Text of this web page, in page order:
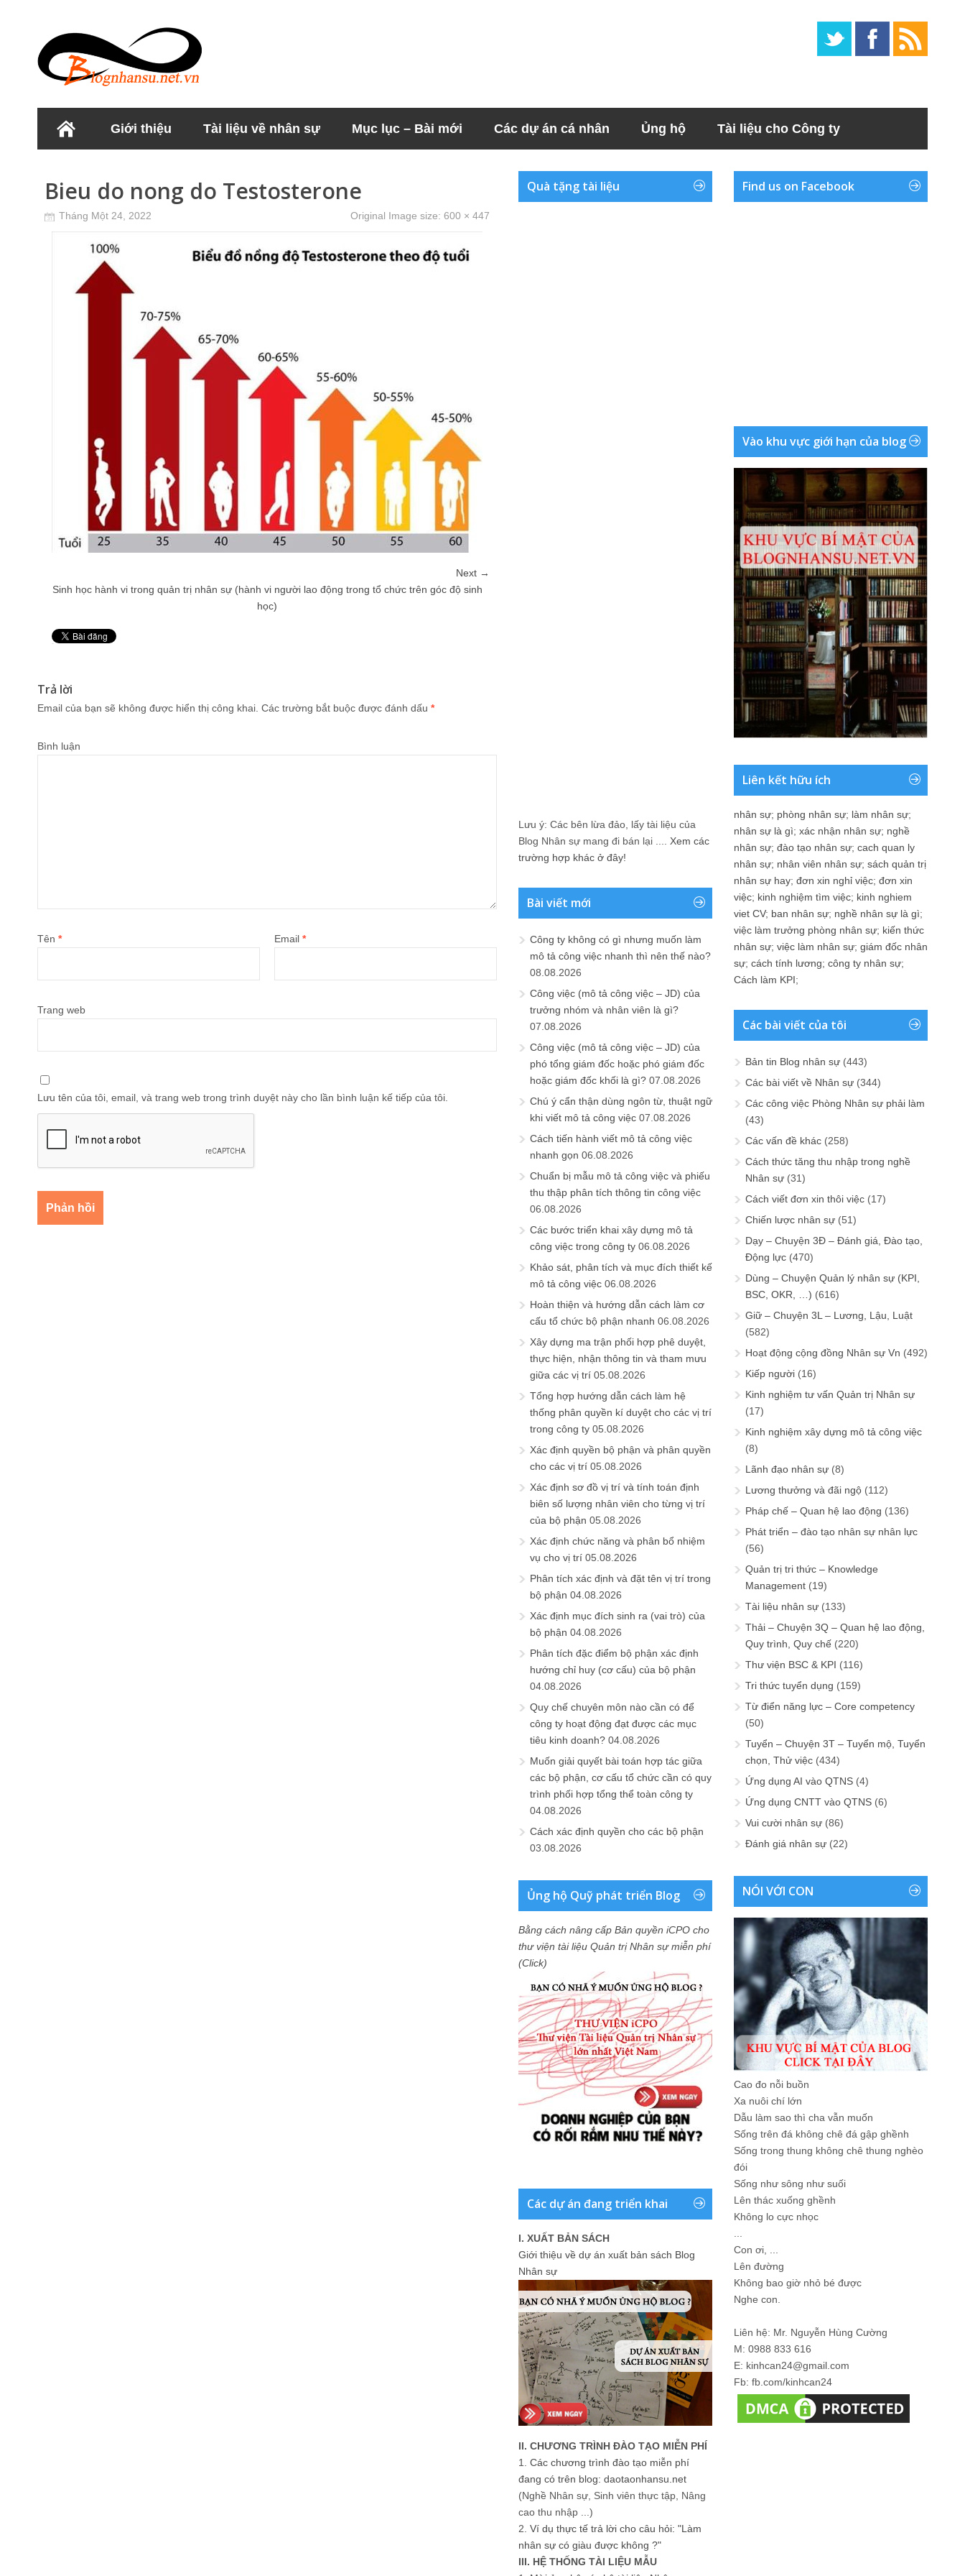
Giới thiệu Tài liệu về nhân sự Mục lục – Bài mới Các dự án cá nhân Ủng hộ Tài liệu cho Công ty
Bieu do nong do Testosterone
Tháng Một 24, 2022 Original Image size: 600 × 447
Next →
Sinh học hành vi trong quản trị nhân sự (hành vi người lao động trong tổ chức trên góc độ sinh
học)
Trả lời
Email của bạn sẽ không được hiển thị công khai. Các trường bắt buộc được đánh dấu *
Bình luận
Tên * Email *
Trang web
Lưu tên của tôi, email, và trang web trong trình duyệt này cho lần bình luận kế tiếp của tôi.
Quà tặng tài liệu
Lưu ý: Các bên lừa đảo, lấy tài liệu của
Blog Nhân sự mang đi bán lại .... Xem các
trường hợp khác ở đây!
Bài viết mới
Công ty không có gì nhưng muốn làm
mô tả công việc nhanh thì nên thế nào?
08.08.2026
Công việc (mô tả công việc – JD) của
trưởng nhóm và nhân viên là gì?
07.08.2026
Công việc (mô tả công việc – JD) của
phó tổng giám đốc hoặc phó giám đốc
hoặc giám đốc khối là gì? 07.08.2026
Chú ý cẩn thận dùng ngôn từ, thuật ngữ
khi viết mô tả công việc 07.08.2026
Cách tiến hành viết mô tả công việc
nhanh gọn 06.08.2026
Chuẩn bị mẫu mô tả công việc và phiếu
thu thập phân tích thông tin công việc
06.08.2026
Các bước triển khai xây dựng mô tả
công việc trong công ty 06.08.2026
Khảo sát, phân tích và mục đích thiết kế
mô tả công việc 06.08.2026
Hoàn thiện và hướng dẫn cách làm cơ
cấu tổ chức bộ phận nhanh 06.08.2026
Xây dựng ma trận phối hợp phê duyệt,
thực hiện, nhận thông tin và tham mưu
giữa các vị trí 05.08.2026
Tổng hợp hướng dẫn cách làm hệ
thống phân quyền kí duyệt cho các vị trí
trong công ty 05.08.2026
Xác định quyền bộ phận và phân quyền
cho các vị trí 05.08.2026
Xác định sơ đồ vị trí và tính toán định
biên số lượng nhân viên cho từng vị trí
của bộ phận 05.08.2026
Xác định chức năng và phân bổ nhiệm
vụ cho vị trí 05.08.2026
Phân tích xác định và đặt tên vị trí trong
bộ phận 04.08.2026
Xác định mục đích sinh ra (vai trò) của
bộ phận 04.08.2026
Phân tích đặc điểm bộ phận xác định
hướng chỉ huy (cơ cấu) của bộ phận
04.08.2026
Quy chế chuyên môn nào cần có để
công ty hoạt động đạt được các mục
tiêu kinh doanh? 04.08.2026
Muốn giải quyết bài toán hợp tác giữa
các bộ phận, cơ cấu tổ chức cần có quy
trình phối hợp tổng thể toàn công ty
04.08.2026
Cách xác định quyền cho các bộ phận
03.08.2026
Ủng hộ Quỹ phát triển Blog
Bằng cách nâng cấp Bản quyền iCPO cho
thư viện tài liệu Quản trị Nhân sự miễn phí
(Click)
Các dự án đang triển khai
I. XUẤT BẢN SÁCH
Giới thiệu về dự án xuất bản sách Blog
Nhân sự
II. CHƯƠNG TRÌNH ĐÀO TẠO MIỄN PHÍ
1. Các chương trình đào tạo miễn phí
đang có trên blog: daotaonhansu.net
(Nghề Nhân sự, Sinh viên thực tập, Nâng
cao thu nhập ...)
2. Ví dụ thực tế trả lời cho câu hỏi: "Làm
nhân sự có giàu được không ?"
III. HỆ THỐNG TÀI LIỆU MẪU
Find us on Facebook
Vào khu vực giới hạn của blog
Liên kết hữu ích
nhân sự; phòng nhân sự; làm nhân sự;
nhân sự là gì; xác nhận nhân sự; nghề
nhân sự; đào tạo nhân sự; cach quan ly
nhân sự; nhân viên nhân sự; sách quản trị
nhân sự hay; đơn xin nghỉ việc; đơn xin
việc; kinh nghiệm tìm việc; kinh nghiem
viet CV; ban nhân sự; nghề nhân sự là gì;
việc làm trưởng phòng nhân sự; kiến thức
nhân sự; việc làm nhân sự; giám đốc nhân
sự; cách tính lương; công ty nhân sự;
Cách làm KPI;
Các bài viết của tôi
Bản tin Blog nhân sự (443)
Các bài viết về Nhân sự (344)
Các công việc Phòng Nhân sự phải làm
(43)
Các vấn đề khác (258)
Cách thức tăng thu nhập trong nghề
Nhân sự (31)
Cách viết đơn xin thôi việc (17)
Chiến lược nhân sự (51)
Dạy – Chuyện 3Đ – Đánh giá, Đào tạo,
Động lực (470)
Dùng – Chuyện Quản lý nhân sự (KPI,
BSC, OKR, …) (616)
Giữ – Chuyện 3L – Lương, Lậu, Luật
(582)
Hoạt động cộng đồng Nhân sự Vn (492)
Kiếp người (16)
Kinh nghiệm tư vấn Quản trị Nhân sự
(17)
Kinh nghiệm xây dựng mô tả công việc
(8)
Lãnh đạo nhân sự (8)
Lương thưởng và đãi ngộ (112)
Pháp chế – Quan hệ lao động (136)
Phát triển – đào tạo nhân sự nhân lực
(56)
Quản trị tri thức – Knowledge
Management (19)
Tài liệu nhân sự (133)
Thải – Chuyện 3Q – Quan hệ lao động,
Quy trình, Quy chế (220)
Thư viện BSC & KPI (116)
Tri thức tuyển dụng (159)
Từ điển năng lực – Core competency
(50)
Tuyển – Chuyện 3T – Tuyển mộ, Tuyển
chọn, Thử việc (434)
Ứng dụng AI vào QTNS (4)
Ứng dụng CNTT vào QTNS (6)
Vui cười nhân sự (86)
Đánh giá nhân sự (22)
NÓI VỚI CON
Cao đo nỗi buồn
Xa nuôi chí lớn
Dẫu làm sao thì cha vẫn muốn
Sống trên đá không chê đá gập ghềnh
Sống trong thung không chê thung nghèo
đói
Sống như sông như suối
Lên thác xuống ghềnh
Không lo cực nhọc
Con ơi, ...
Lên đường
Không bao giờ nhỏ bé được
Nghe con.
Liên hệ: Mr. Nguyễn Hùng Cường
M: 0988 833 616
E: kinhcan24@gmail.com
Fb: fb.com/kinhcan24